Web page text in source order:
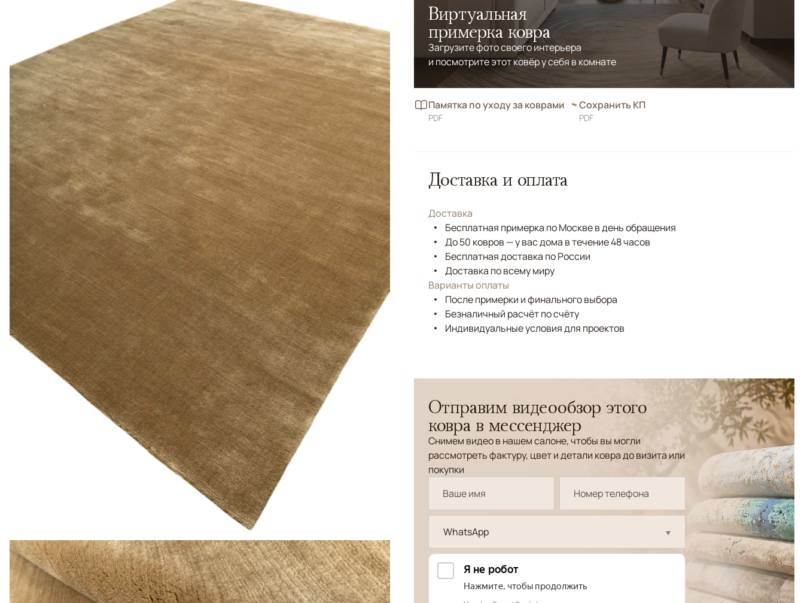
Виртуальная
примерка ковра
Загрузите фото своего интерьера
и посмотрите этот ковёр у себя в комнате
Памятка по уходу за коврами
PDF
Сохранить КП
PDF
Доставка и оплата
Доставка
Бесплатная примерка по Москве в день обращения
До 50 ковров — у вас дома в течение 48 часов
Бесплатная доставка по России
Доставка по всему миру
Варианты оплаты
После примерки и финального выбора
Безналичный расчёт по счёту
Индивидуальные условия для проектов
Отправим видеообзор этого
ковра в мессенджер
Снимем видео в нашем салоне, чтобы вы могли
рассмотреть фактуру, цвет и детали ковра до визита или
покупки
WhatsApp